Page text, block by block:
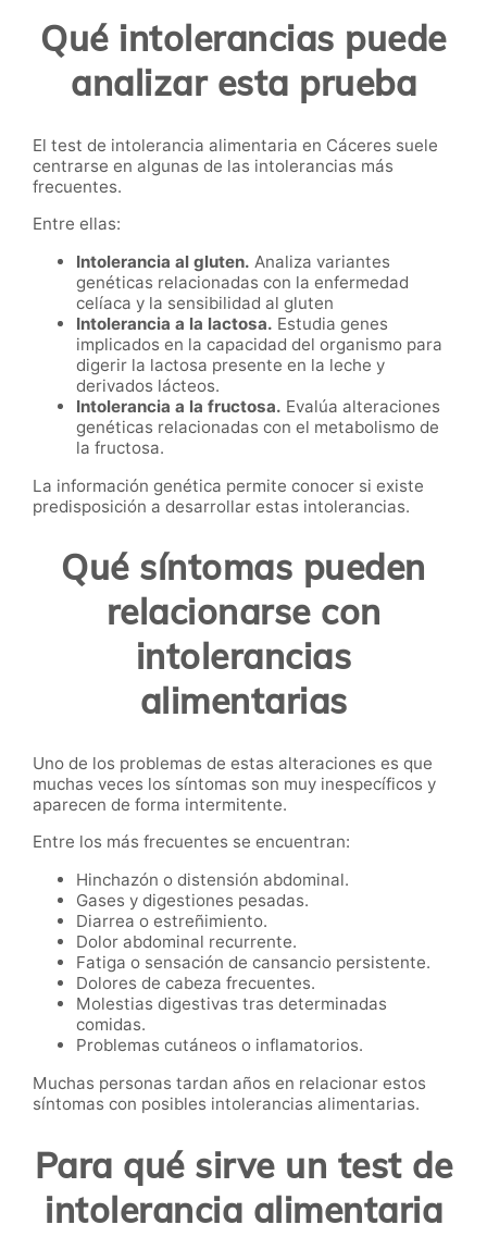
Qué intolerancias puede
analizar esta prueba
El test de intolerancia alimentaria en Cáceres suele
centrarse en algunas de las intolerancias más
frecuentes.
Entre ellas:
Intolerancia al gluten. Analiza variantes
genéticas relacionadas con la enfermedad
celíaca y la sensibilidad al gluten
Intolerancia a la lactosa. Estudia genes
implicados en la capacidad del organismo para
digerir la lactosa presente en la leche y
derivados lácteos.
Intolerancia a la fructosa. Evalúa alteraciones
genéticas relacionadas con el metabolismo de
la fructosa.
La información genética permite conocer si existe
predisposición a desarrollar estas intolerancias.
Qué síntomas pueden
relacionarse con
intolerancias
alimentarias
Uno de los problemas de estas alteraciones es que
muchas veces los síntomas son muy inespecíficos y
aparecen de forma intermitente.
Entre los más frecuentes se encuentran:
Hinchazón o distensión abdominal.
Gases y digestiones pesadas.
Diarrea o estreñimiento.
Dolor abdominal recurrente.
Fatiga o sensación de cansancio persistente.
Dolores de cabeza frecuentes.
Molestias digestivas tras determinadas
comidas.
Problemas cutáneos o inflamatorios.
Muchas personas tardan años en relacionar estos
síntomas con posibles intolerancias alimentarias.
Para qué sirve un test de
intolerancia alimentaria